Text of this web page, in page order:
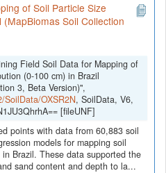
of Soil Particle Size
Soil Collection
Field Soil Data for Mapping of
(0-100 cm) in Brazil
3, Beta Version)",
OXSR2N, SoilData, V6,
[fileUNF]
points with data from 60,883 soil
models for mapping soil
Brazil. These data supported the
sand content and depth to la...